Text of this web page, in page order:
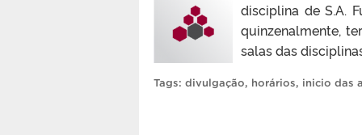
disciplina de S.A.
quinzenalmente,
salas das
Tags: divulgação, horários, inicio das